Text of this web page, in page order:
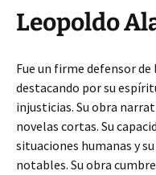
Leopoldo
Fue un firme defensor
destacando por su
injusticias. Su obra
novelas cortas. Su
situaciones humanas y
notables. Su obra